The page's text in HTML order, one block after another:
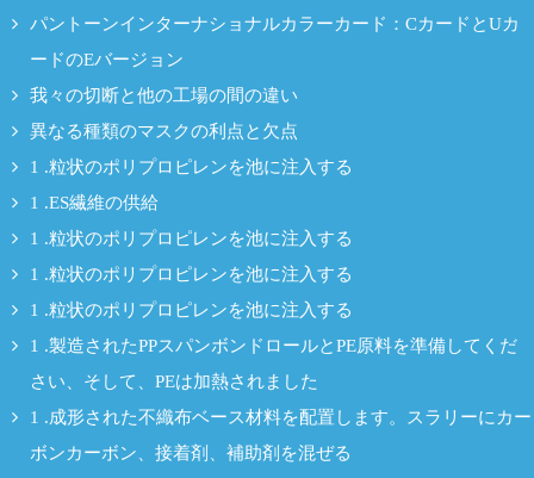
パントーンインターナショナルカラーカード：CカードとUカ
ードのEバージョン
我々の切断と他の工場の間の違い
異なる種類のマスクの利点と欠点
1 .粒状のポリプロピレンを池に注入する
1 .ES繊維の供給
1 .粒状のポリプロピレンを池に注入する
1 .粒状のポリプロピレンを池に注入する
1 .粒状のポリプロピレンを池に注入する
1 .製造されたPPスパンボンドロールとPE原料を準備してくだ
さい、そして、PEは加熱されました
1 .成形された不織布ベース材料を配置します。スラリーにカー
ボンカーボン、接着剤、補助剤を混ぜる